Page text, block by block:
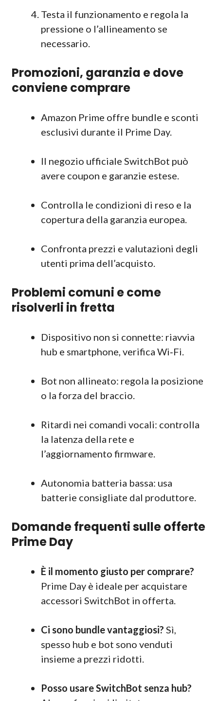
Testa il funzionamento e regola la
pressione o l’allineamento se
necessario.
Promozioni, garanzia e dove
conviene comprare
Amazon Prime offre bundle e sconti
esclusivi durante il Prime Day.
Il negozio ufficiale SwitchBot può
avere coupon e garanzie estese.
Controlla le condizioni di reso e la
copertura della garanzia europea.
Confronta prezzi e valutazioni degli
utenti prima dell’acquisto.
Problemi comuni e come
risolverli in fretta
Dispositivo non si connette: riavvia
hub e smartphone, verifica Wi‑Fi.
Bot non allineato: regola la posizione
o la forza del braccio.
Ritardi nei comandi vocali: controlla
la latenza della rete e
l’aggiornamento firmware.
Autonomia batteria bassa: usa
batterie consigliate dal produttore.
Domande frequenti sulle offerte
Prime Day
È il momento giusto per comprare?
Prime Day è ideale per acquistare
accessori SwitchBot in offerta.
Ci sono bundle vantaggiosi? Sì,
spesso hub e bot sono venduti
insieme a prezzi ridotti.
Posso usare SwitchBot senza hub?